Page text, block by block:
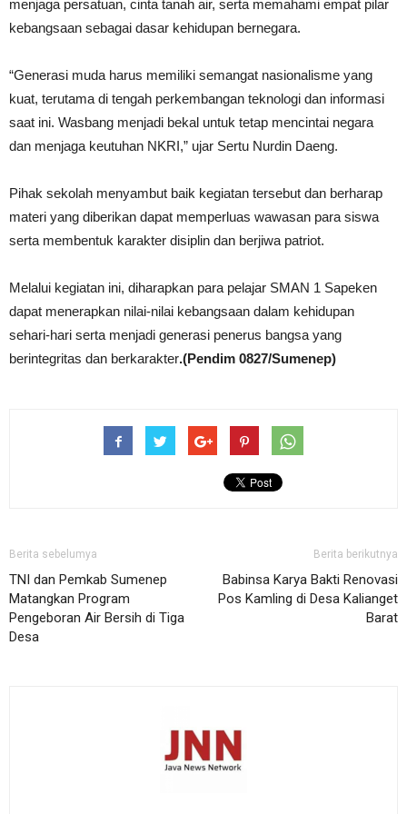
menjaga persatuan, cinta tanah air, serta memahami empat pilar
kebangsaan sebagai dasar kehidupan bernegara.
“Generasi muda harus memiliki semangat nasionalisme yang
kuat, terutama di tengah perkembangan teknologi dan informasi
saat ini. Wasbang menjadi bekal untuk tetap mencintai negara
dan menjaga keutuhan NKRI,” ujar Sertu Nurdin Daeng.
Pihak sekolah menyambut baik kegiatan tersebut dan berharap
materi yang diberikan dapat memperluas wawasan para siswa
serta membentuk karakter disiplin dan berjiwa patriot.
Melalui kegiatan ini, diharapkan para pelajar SMAN 1 Sapeken
dapat menerapkan nilai-nilai kebangsaan dalam kehidupan
sehari-hari serta menjadi generasi penerus bangsa yang
berintegritas dan berkarakter.(Pendim 0827/Sumenep)
Berita sebelumya
TNI dan Pemkab Sumenep
Matangkan Program
Pengeboran Air Bersih di Tiga
Desa
Berita berikutnya
Babinsa Karya Bakti Renovasi
Pos Kamling di Desa Kalianget
Barat